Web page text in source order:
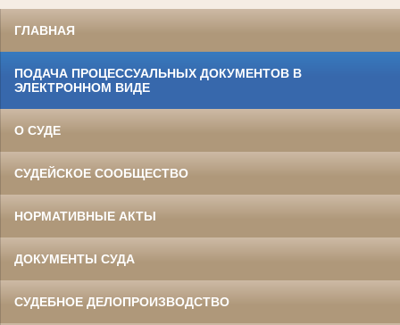
ГЛАВНАЯ
ПОДАЧА ПРОЦЕССУАЛЬНЫХ ДОКУМЕНТОВ В
ЭЛЕКТРОННОМ ВИДЕ
О СУДЕ
СУДЕЙСКОЕ СООБЩЕСТВО
НОРМАТИВНЫЕ АКТЫ
ДОКУМЕНТЫ СУДА
СУДЕБНОЕ ДЕЛОПРОИЗВОДСТВО